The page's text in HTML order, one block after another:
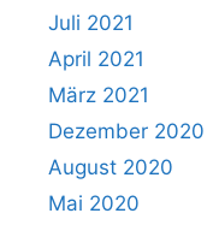
Juli 2021
April 2021
März 2021
Dezember 2020
August 2020
Mai 2020